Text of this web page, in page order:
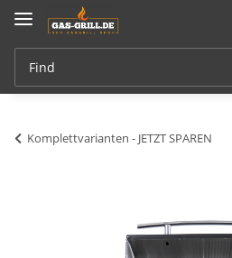
Komplettvarianten - JETZT SPAREN